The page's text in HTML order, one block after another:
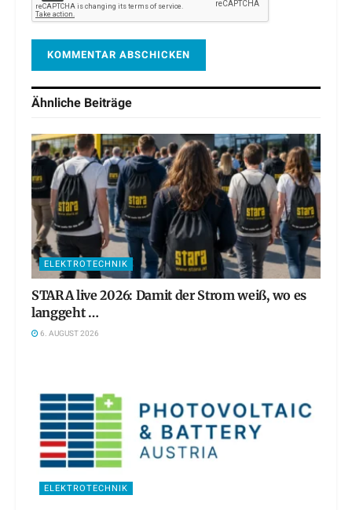
Ähnliche Beiträge
ELEKTROTECHNIK
STARA live 2026: Damit der Strom weiß, wo es
langgeht …
6. AUGUST 2026
ELEKTROTECHNIK